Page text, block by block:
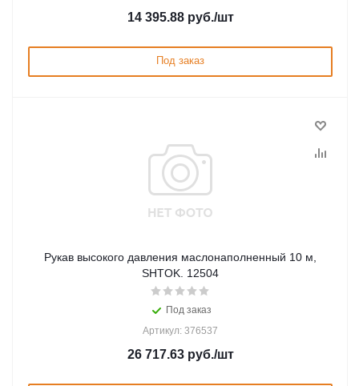
14 395.88руб./шт
Под заказ
Рукав высокого давления маслонаполненный 10 м,
SHTOK. 12504
Под заказ
Артикул: 376537
26 717.63руб./шт